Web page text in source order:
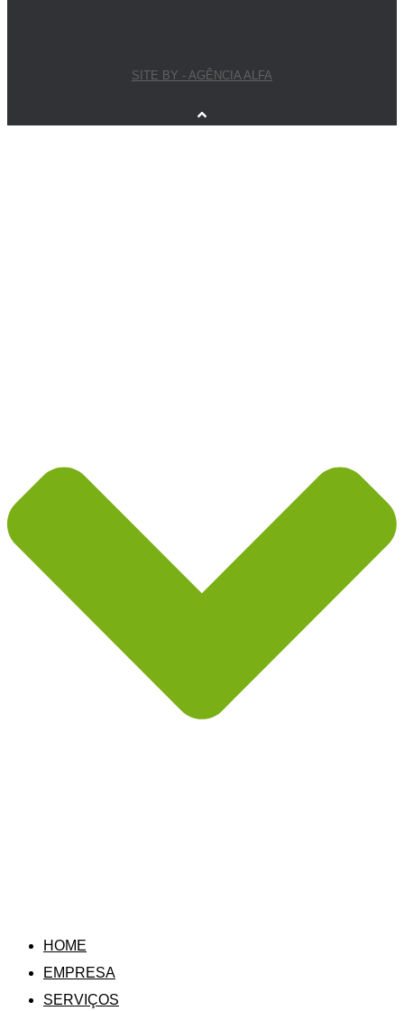
SITE BY - AGÊNCIA ALFA
HOME
EMPRESA
SERVIÇOS